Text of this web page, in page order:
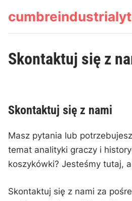
Skontaktuj się z
Skontaktuj się z nami
Masz pytania lub
temat analityki graczy i
koszykówki? Jesteśmy tutaj,
Skontaktuj się z nami za